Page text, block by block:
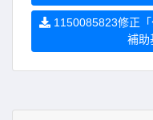
1150085823修正
補助